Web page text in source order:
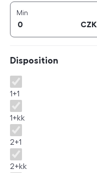
Min
CZK
Disposition
Disposition
1+1
1+kk
2+1
2+kk